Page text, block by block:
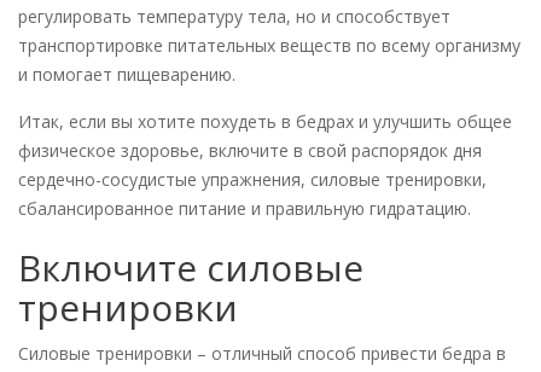
регулировать температуру тела, но и способствует
транспортировке питательных веществ по всему организму
и помогает пищеварению.
Итак, если вы хотите похудеть в бедрах и улучшить общее
физическое здоровье, включите в свой распорядок дня
сердечно-сосудистые упражнения, силовые тренировки,
сбалансированное питание и правильную гидратацию.
Включите силовые
тренировки
Силовые тренировки – отличный способ привести бедра в